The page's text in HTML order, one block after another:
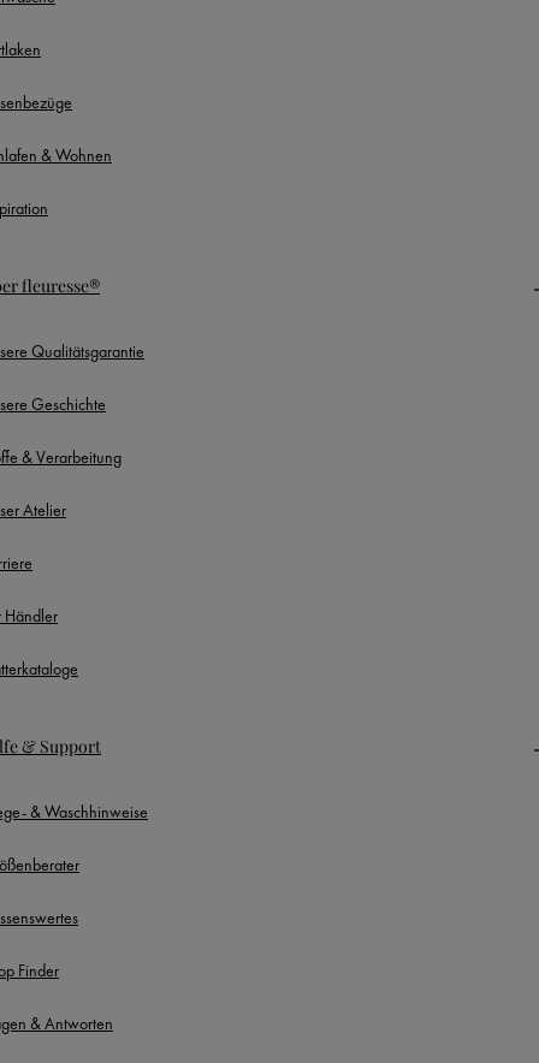
& Wohnen
fleuresse®
Qualitätsgarantie
Geschichte
& Verarbeitung
Atelier
Händler
& Support
& Waschhinweise
Finder
& Antworten